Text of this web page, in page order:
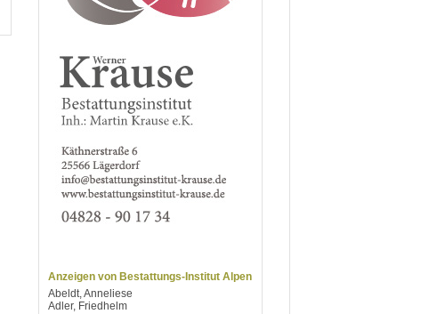
Anzeigen von Bestattungs-Institut Alpen
Abeldt, Anneliese
Adler, Friedhelm